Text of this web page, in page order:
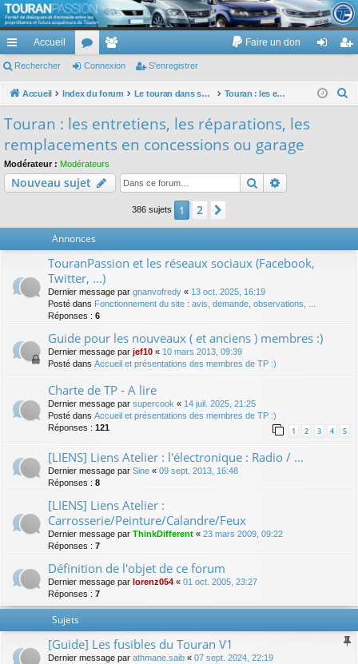
TouranPassion
Le forum des propriétaires ou futurs acquéreurs du Volkswagen Touran
cc
ès
de
Accueil
or
u
e
m
es
Faire un don
ne nr
Rechercher Connexion S’enregistrer
Accueil Index du forum Le touran dans ses versions I (V1 V2 V3) et II ... Touran : les entretiens, les réparations, les remplacements en concessions ou garage
r
Touran : les entretiens, les réparations, les
remplacements en concessions ou garage
Modérateur : Modérateurs
Nouveau sujet Rechercher
386 sujets 1 2
Annonces
TouranPassion et les réseaux sociaux (Facebook,
Twitter, ...)
Dernier message par gnanvofredy « 13 oct. 2025, 16:19
Posté dans Fonctionnement du site : avis, demande, observations, ...
Réponses : 6
Guide pour les nouveaux ( et anciens ) membres :)
Dernier message par jef10 « 10 mars 2013, 09:39
Posté dans Accueil et présentations des membres de TP :)
Charte de TP - A lire
Dernier message par supercook « 14 juil. 2025, 21:25
Posté dans Accueil et présentations des membres de TP :)
Réponses : 121 1 2 3 4 5
[LIENS] Liens Atelier : l'électronique : Radio / ...
Dernier message par Sine « 09 sept. 2013, 16:48
Réponses : 8
[LIENS] Liens Atelier :
Carrosserie/Peinture/Calandre/Feux
Dernier message par ThinkDifferent « 23 mars 2009, 09:22
Réponses : 7
Définition de l'objet de ce forum
Dernier message par lorenz054 « 01 oct. 2005, 23:27
Réponses : 7
Sujets
[Guide] Les fusibles du Touran V1
Dernier message par athmane.saib « 07 sept. 2024, 22:19